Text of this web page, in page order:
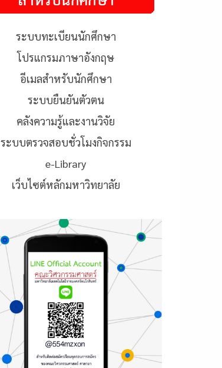
ระบบทะเบียนนักศึกษา
โปรแกรมภาษาอังกฤษ
อีเมลสำหรับนักศึกษา
ระบบยืนยันตัวตน
คลังความรู้และงานวิจัย
ระบบตรวจสอบชั่วโมงกิจกรรม
e-Library
เว็บไซต์หลักมหาวิทยาลัย